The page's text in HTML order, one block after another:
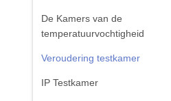
De Kamers van de
temperatuurvochtigheid
Veroudering testkamer
IP Testkamer